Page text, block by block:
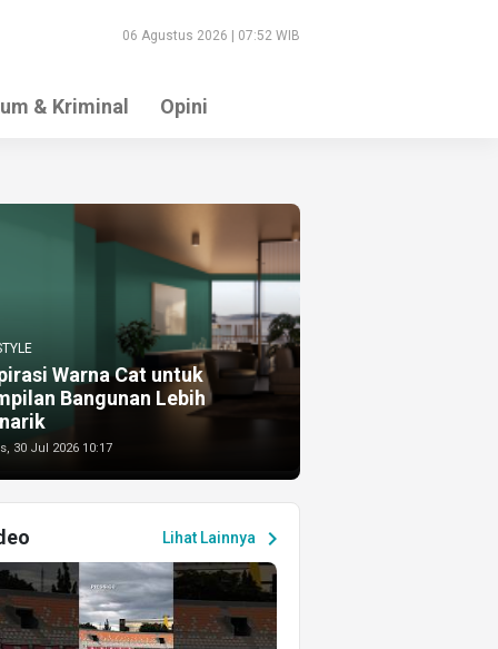
06 Agustus 2026 | 07:52 WIB
& Kriminal Opini
Warna Cat untuk
Bangunan Lebih
30 Jul 2026 10:17
Lihat Lainnya chevron_right